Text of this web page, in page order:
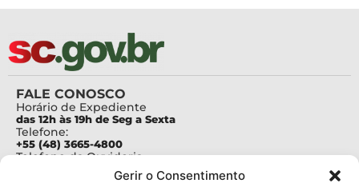
Gerir o Consentimento
FALE CONOSCO
Horário de Expediente
das 12h às 19h de Seg a Sexta
Telefone:
+55 (48) 3665-4800
Telefone da Ouvidoria